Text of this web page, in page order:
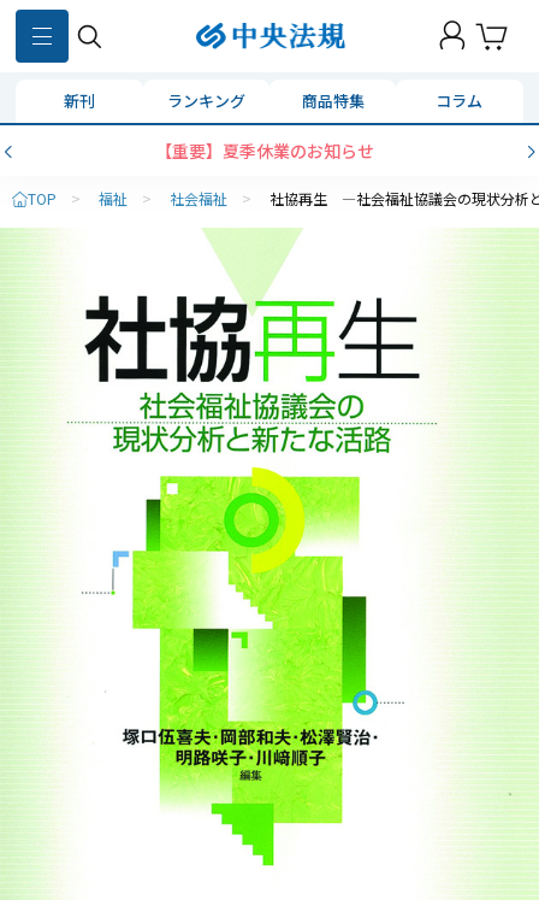
新刊 ランキング 商品特集 コラム
【重要】夏季休業のお知らせ
TOP > 福祉 > 社会福祉 > 社協再生 ―社会福祉協議会の現状分析